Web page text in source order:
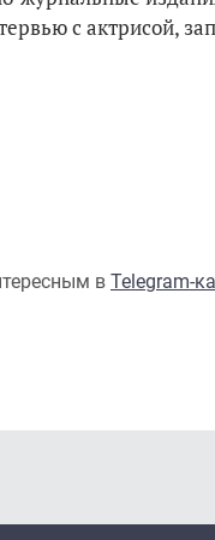
с актрисой,
в Telegram-